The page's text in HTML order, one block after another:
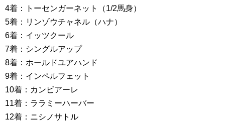
4着：トーセンガーネット（1/2馬身）
5着：リンゾウチャネル（ハナ）
6着：イッツクール
7着：シングルアップ
8着：ホールドユアハンド
9着：インペルフェット
10着：カンビアーレ
11着：ララミーハーバー
12着：ニシノサトル